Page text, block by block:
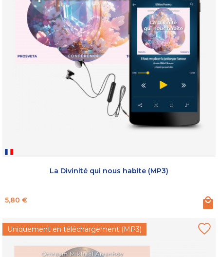
La Divinité qui nous habite (MP3)
Prix
5,80 €
Uniquement en téléchargement (MP3)